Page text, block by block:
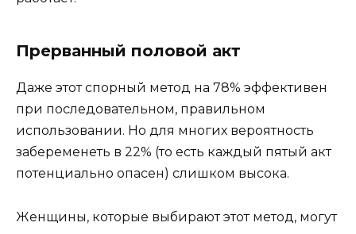
Прерванный половой акт
Даже этот спорный метод на 78% эффективен
при последовательном, правильном
использовании. Но для многих вероятность
забеременеть в 22% (то есть каждый пятый акт
потенциально опасен) слишком высока.
Женщины, которые выбирают этот метод, могут